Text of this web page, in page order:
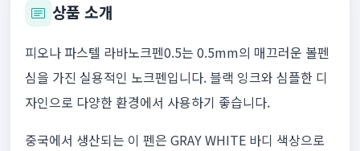
상품 소개
피오나 파스텔 라바노크펜0.5는 0.5mm의 매끄러운 볼펜
심을 가진 실용적인 노크펜입니다. 블랙 잉크와 심플한 디
자인으로 다양한 환경에서 사용하기 좋습니다.
중국에서 생산되는 이 펜은 GRAY WHITE 바디 색상으로